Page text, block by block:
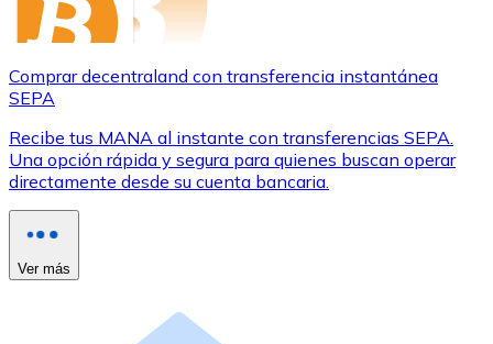
Comprar decentraland con transferencia instantánea
SEPA
Recibe tus MANA al instante con transferencias SEPA.
Una opción rápida y segura para quienes buscan operar
directamente desde su cuenta bancaria.
Ver más